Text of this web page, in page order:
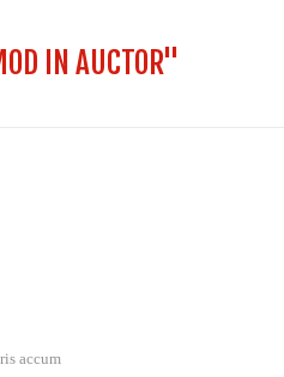
IN AUCTOR"
accum